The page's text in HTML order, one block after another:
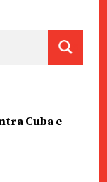
Cuba e